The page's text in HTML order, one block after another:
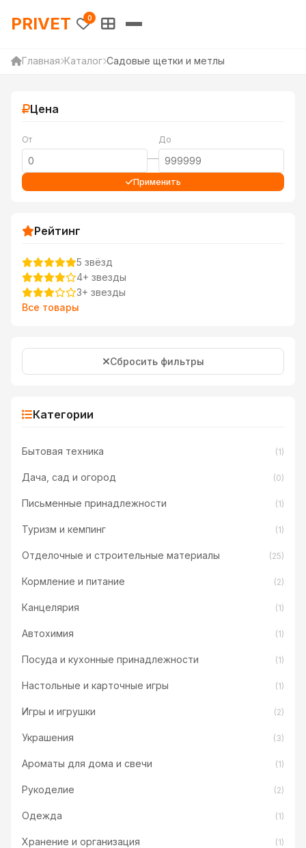
PRIVET — Каталог товаров
PRIVET 0
Главная Каталог Садовые щетки и метлы
Цена
От
—
До
Применить
Рейтинг
5 звёзд
4+ звезды
3+ звезды
Все товары
Сбросить фильтры
Категории
Бытовая техника (1)
Дача, сад и огород (0)
Письменные принадлежности (1)
Туризм и кемпинг (1)
Отделочные и строительные материалы (25)
Кормление и питание (2)
Канцелярия (1)
Автохимия (1)
Посуда и кухонные принадлежности (1)
Настольные и карточные игры (1)
Игры и игрушки (2)
Украшения (3)
Ароматы для дома и свечи (1)
Рукоделие (2)
Одежда (1)
Хранение и организация (1)